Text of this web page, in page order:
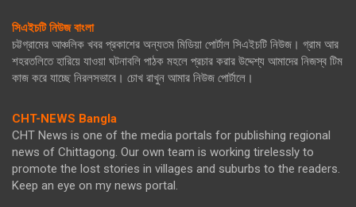
সিএইচটি নিউজ বাংলা
চট্টগ্রামের আঞ্চলিক খবর প্রকাশের অন্যতম মিডিয়া পোর্টাল সিএইচটি নিউজ। গ্রাম আর
শহরতলিতে হারিয়ে যাওয়া ঘটনাবলি পাঠক মহলে প্রচার করার উদ্দেশ্য আমাদের নিজস্ব টিম
কাজ করে যাচ্ছে নিরলসভাবে। চোখ রাখুন আমার নিউজ পোর্টালে।
CHT-NEWS Bangla
CHT News is one of the media portals for publishing regional
news of Chittagong. Our own team is working tirelessly to
promote the lost stories in villages and suburbs to the readers.
Keep an eye on my news portal.